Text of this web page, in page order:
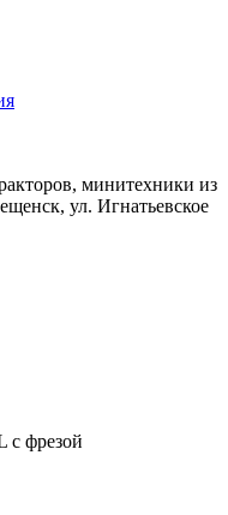
минитехники из
ул. Игнатьевское
с фрезой